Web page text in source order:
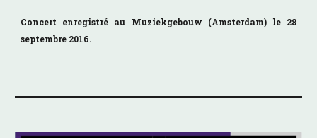
Concert enregistré au Muziekgebouw (Amsterdam) le 28
septembre 2016.